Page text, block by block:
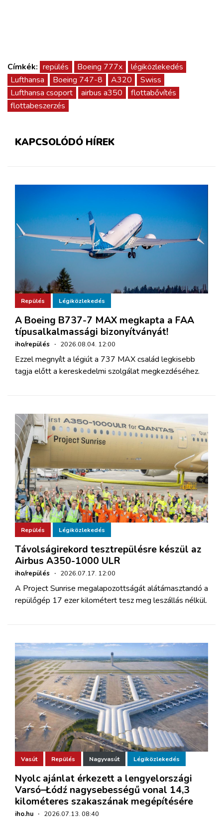
Címkék: repülés Boeing 777x
légiközlekedés
Lufthansa
Boeing 747-8 A320
Swiss
Lufthansa csoport
airbus a350
flottabővítés
flottabeszerzés
KAPCSOLÓDÓ HÍREK
Repülés Légiközlekedés
A Boeing B737-7 MAX megkapta a FAA
típusalkalmassági bizonyítványát!
iho/repülés · 2026.08.04. 12:00
Ezzel megnyílt a légiút a 737 MAX család legkisebb
tagja előtt a kereskedelmi szolgálat megkezdéséhez.
Repülés Légiközlekedés
Távolságirekord tesztrepülésre készül az
Airbus A350-1000 ULR
iho/repülés · 2026.07.17. 12:00
A Project Sunrise megalapozottságát alátámasztandó a
repülőgép 17 ezer kilométert tesz meg leszállás nélkül.
Vasút Repülés Nagyvasút Légiközlekedés
Nyolc ajánlat érkezett a lengyelországi
Varsó–Łódź nagysebességű vonal 14,3
kilométeres szakaszának megépítésére
iho.hu · 2026.07.13. 08:40